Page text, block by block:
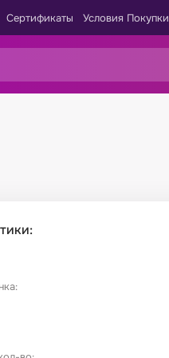
Сертификаты Условия Покупки